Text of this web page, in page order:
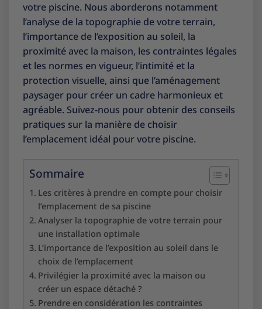
votre piscine. Nous aborderons notamment
l’analyse de la topographie de votre terrain,
l’importance de l’exposition au soleil, la
proximité avec la maison, les contraintes légales
et les normes en vigueur, l’intimité et la
protection visuelle, ainsi que l’aménagement
paysager pour créer un cadre harmonieux et
agréable. Suivez-nous pour obtenir des conseils
pratiques sur la manière de choisir
l’emplacement idéal pour votre piscine.
Sommaire
Les critères à prendre en compte pour choisir
l’emplacement de sa piscine
Analyser la topographie de votre terrain pour
une installation optimale
L’importance de l’exposition au soleil dans le
choix de l’emplacement
Privilégier la proximité avec la maison ou
créer un espace détaché ?
Prendre en considération les contraintes